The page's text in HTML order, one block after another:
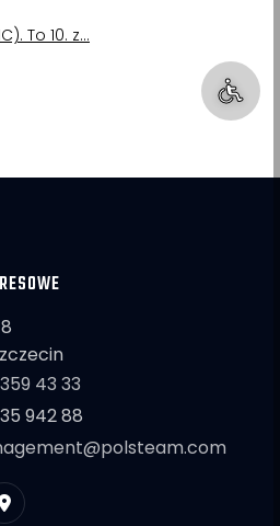
To 10. z…
43 33
942 88